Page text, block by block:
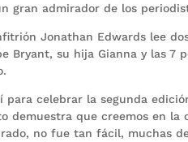
gran admirador de los
Jonathan Edwards lee
Bryant, su hija Gianna y las
para celebrar la segunda
demuestra que creemos en
no fue tan fácil, muchas